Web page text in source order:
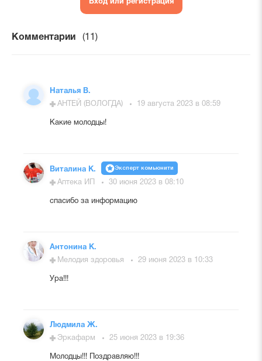
Вход или регистрация
Комментарии (11)
Наталья В.
АНТЕЙ (ВОЛОГДА)
19 августа 2023 в 08:59
Какие молодцы!
Виталина К. Эксперт комьюнити
Аптека ИП 30 июня 2023 в 08:10
спасибо за информацию
Антонина К.
Мелодия здоровья
29 июня 2023 в 10:33
Ура!!!
Людмила Ж.
Эркафарм
25 июня 2023 в 19:36
Молодцы!!! Поздравляю!!!